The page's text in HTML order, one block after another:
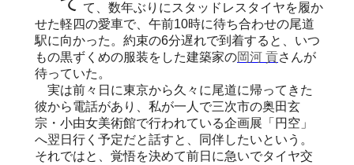
て、数年ぶりにスタッドレスタイヤを履か
せた軽四の愛車で、午前10時に待ち合わせの尾道
駅に向かった。約束の6分遅れで到着すると、いつ
もの黒ずくめの服装をした建築家の岡河 貢さんが
待っていた。
実は前々日に東京から久々に尾道に帰ってきた
彼から電話があり、私が一人で三次市の奥田玄
宗・小由女美術館で行われている企画展「円空」
へ翌日行く予定だと話すと、同伴したいという。
それではと、覚悟を決めて前日に急いでタイヤ交